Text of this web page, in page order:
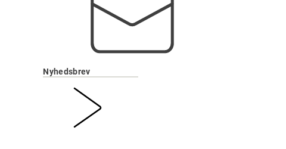
Nyhedsbrev